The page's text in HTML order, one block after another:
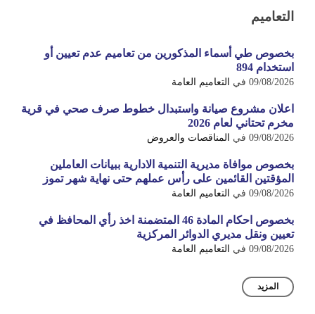
التعاميم
بخصوص طي أسماء المذكورين من تعاميم عدم تعيين أو
استخدام 894
09/08/2026 في التعاميم العامة
اعلان مشروع صيانة واستبدال خطوط صرف صحي في قرية
مخرم تحتاني لعام 2026
09/08/2026 في المناقصات والعروض
بخصوص موافاة مديرية التنمية الادارية ببيانات العاملين
المؤقتين القائمين على رأس عملهم حتى نهاية شهر تموز
09/08/2026 في التعاميم العامة
بخصوص احكام المادة 46 المتضمنة اخذ رأي المحافظ في
تعيين ونقل مديري الدوائر المركزية
09/08/2026 في التعاميم العامة
المزيد